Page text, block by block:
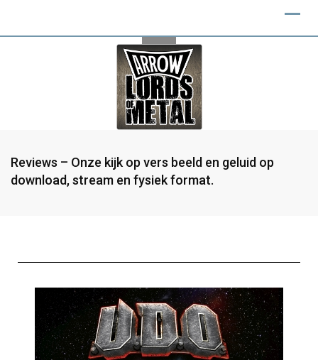
Reviews – Onze kijk op vers beeld en geluid op
download, stream en fysiek format.